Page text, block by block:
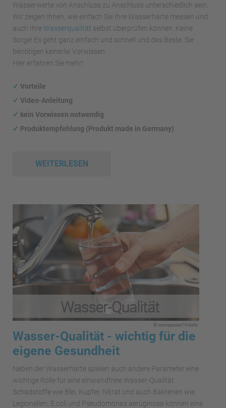
Wasserwerte von Anschluss zu Anschluss unterschiedlich sein.
Wir zeigen Ihnen, wie einfach Sie Ihre Wasserhärte messen und
auch IhreWasserqualität selbst überprüfen können. Keine
Sorge! Es geht ganz einfach und schnell und das Beste: Sie
benötigen keinerlei Vorwissen.
Hier erfahren Sie mehr!
✓ Vorteile
✓ Video-Anleitung
✓ kein Vorwissen notwendig
✓ Produktempfehlung (Produkt made in Germany)
WEITERLESEN
Wasser-Qualität - wichtig für die
eigene Gesundheit
Neben der Wasserhärte spielen auch andere Parameter eine
wichtige Rolle für eine einwandfreie Wasser-Qualität.
Schadstoffe wie Blei, Kupfer, Nitrat und auch Bakterien wie
Legionellen, E.coli und Pseudomonas aeruginosa können eine